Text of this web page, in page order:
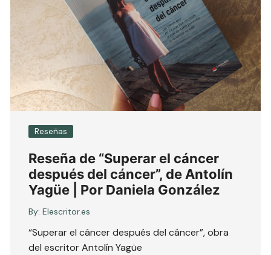
Reseñas
Reseña de “Superar el cáncer
después del cáncer”, de Antolín
Yagüe | Por Daniela González
By: Elescritor.es
“Superar el cáncer después del cáncer”, obra
del escritor Antolín Yagüe